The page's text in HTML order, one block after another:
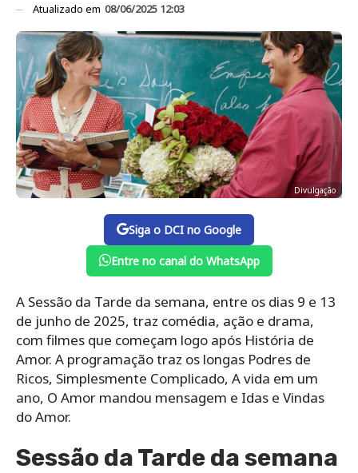
Atualizado em 08/06/2025 12:03
Divulgação
Siga o DCI no Google
Entre no canal do WhatsApp
A Sessão da Tarde da semana, entre os dias 9 e 13
de junho de 2025, traz comédia, ação e drama,
com filmes que começam logo após História de
Amor. A programação traz os longas Podres de
Ricos, Simplesmente Complicado, A vida em um
ano, O Amor mandou mensagem e Idas e Vindas
do Amor.
Sessão da Tarde da semana